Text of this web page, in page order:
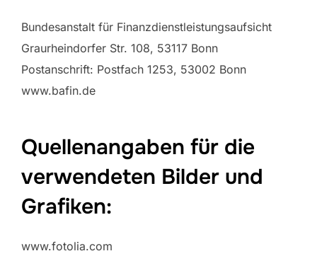
Bundesanstalt für Finanzdienstleistungsaufsicht
Graurheindorfer Str. 108, 53117 Bonn
Postanschrift: Postfach 1253, 53002 Bonn
www.bafin.de
Quellenangaben für die
verwendeten Bilder und
Grafiken:
www.fotolia.com